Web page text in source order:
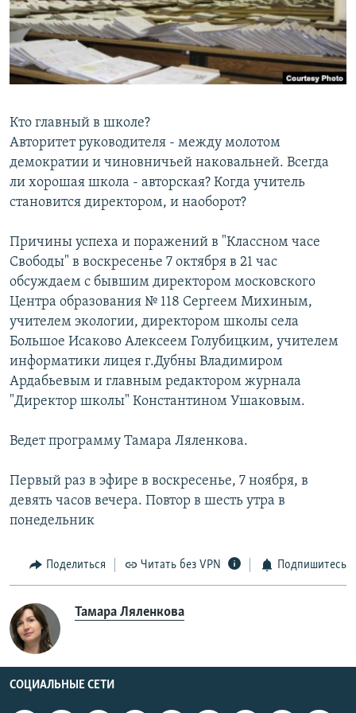
РАСПИСАНИЕ ВЕЩАНИЯ
ПОДПИШИТЕСЬ НА РАССЫЛКУ
СОЦИАЛЬНЫЕ СЕТИ
Все сайты РСЕ/РС
Кто главный в школе?
Авторитет руководителя - между молотом
демократии и чиновничьей наковальней. Всегда
ли хорошая школа - авторская? Когда учитель
становится директором, и наоборот?
Причины успеха и поражений в "Классном часе
Свободы" в воскресенье 7 октября в 21 час
обсуждаем с бывшим директором московского
Центра образования № 118 Сергеем Михиным,
учителем экологии, директором школы села
Большое Исаково Алексеем Голубицким, учителем
информатики лицея г.Дубны Владимиром
Ардабьевым и главным редактором журнала
"Директор школы" Константином Ушаковым.
Ведет программу Тамара Ляленкова.
Первый раз в эфире в воскресенье, 7 ноября, в
девять часов вечера. Повтор в шесть утра в
понедельник
Поделиться Читать без VPN Подпишитесь
Тамара Ляленкова
СОЦИАЛЬНЫЕ СЕТИ